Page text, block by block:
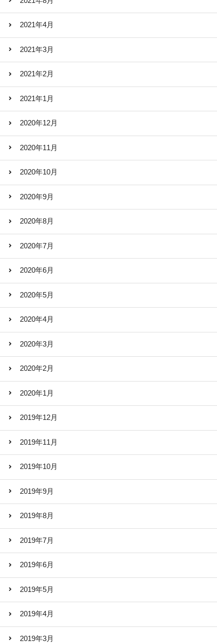
2021年4月
2021年3月
2021年2月
2021年1月
2020年12月
2020年11月
2020年10月
2020年9月
2020年8月
2020年7月
2020年6月
2020年5月
2020年4月
2020年3月
2020年2月
2020年1月
2019年12月
2019年11月
2019年10月
2019年9月
2019年8月
2019年7月
2019年6月
2019年5月
2019年4月
2019年3月